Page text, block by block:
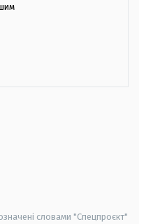
словами "Спецпроєкт"